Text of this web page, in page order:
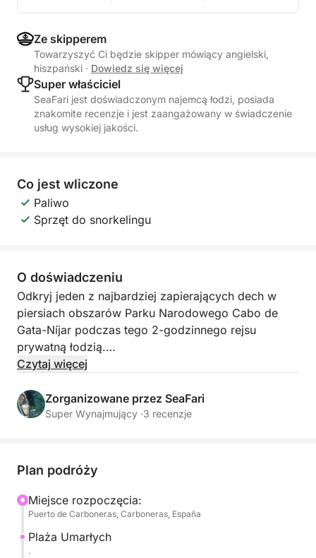
Ze skipperem
Towarzyszyć Ci będzie skipper mówiący angielski,
hiszpański · Dowiedz się więcej
Super właściciel
SeaFari jest doświadczonym najemcą łodzi, posiada
znakomite recenzje i jest zaangażowany w świadczenie
usług wysokiej jakości.
Co jest wliczone
Paliwo
Sprzęt do snorkelingu
O doświadczeniu
Odkryj jeden z najbardziej zapierających dech w
piersiach obszarów Parku Narodowego Cabo de
Gata-Níjar podczas tego 2-godzinnego rejsu
prywatną łodzią.
Muertos, uważanej za jedną z najpiękniejszych plaż
w Hiszpanii. Tutaj będziesz mieć czas na kąpiel w jej
dostępnego tylko od strony morza.
Następnie kontynuujemy rejs wzdłuż
majestatycznych klifów Faro de Mesa Roldán, gdzie
możesz podziwiać imponujące formacje skalne,
odkrywać ukryte jaskinie i cieszyć się całkowicie
Czytaj więcej
Zorganizowane przez SeaFari
Super Wynajmujący ·3 recenzje
Plan podróży
Miejsce rozpoczęcia:
Puerto de Carboneras, Carboneras, España
Plaża Umarłych
.